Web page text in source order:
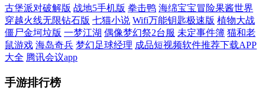
古堡派对破解版 战地5手机版 拳击鸭 海绵宝宝冒险果酱世界
穿越火线无限钻石版 七猫小说 Wifi万能钥匙极速版 植物大战
僵尸金坷垃版 一梦江湖 偶像梦幻祭2台服 未定事件簿 猫和老
鼠游戏 海岛奇兵 梦幻足球经理 成品短视频软件推荐下载APP
大全 腾讯会议app
手游排行榜